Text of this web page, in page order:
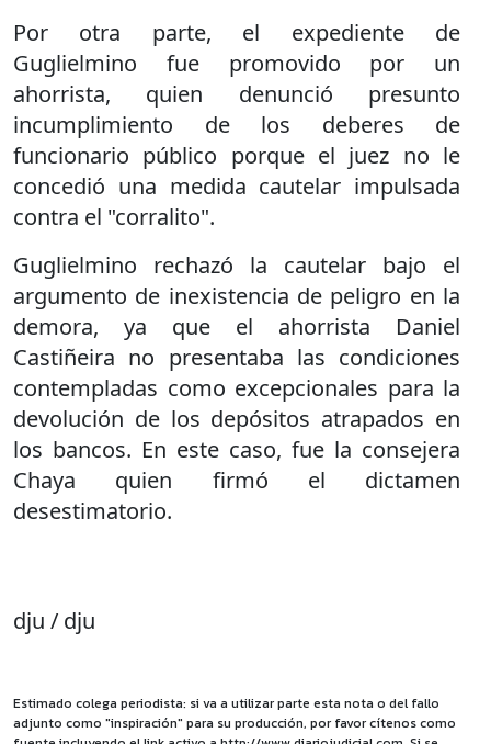
Por otra parte, el expediente de
Guglielmino fue promovido por un
ahorrista, quien denunció presunto
incumplimiento de los deberes de
funcionario público porque el juez no le
concedió una medida cautelar impulsada
contra el "corralito".
Guglielmino rechazó la cautelar bajo el
argumento de inexistencia de peligro en la
demora, ya que el ahorrista Daniel
Castiñeira no presentaba las condiciones
contempladas como excepcionales para la
devolución de los depósitos atrapados en
los bancos. En este caso, fue la consejera
Chaya quien firmó el dictamen
desestimatorio.
dju / dju
Estimado colega periodista: si va a utilizar parte esta nota o del fallo
adjunto como "inspiración" para su producción, por favor cítenos como